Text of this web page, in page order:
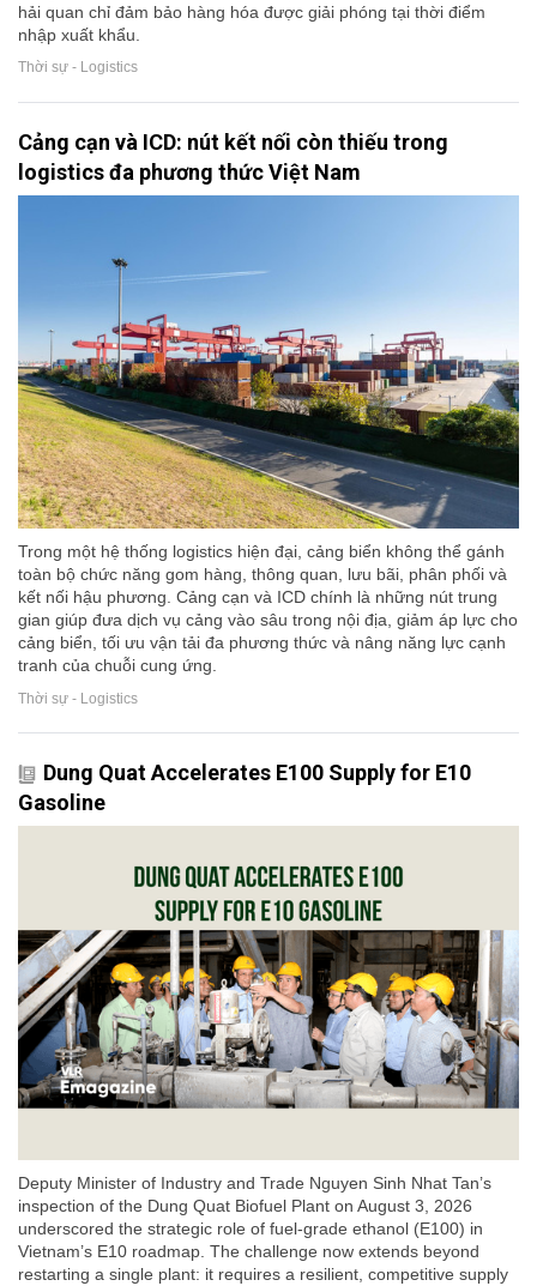
hải quan chỉ đảm bảo hàng hóa được giải phóng tại thời điểm
nhập xuất khẩu.
Thời sự - Logistics
Cảng cạn và ICD: nút kết nối còn thiếu trong
logistics đa phương thức Việt Nam
Trong một hệ thống logistics hiện đại, cảng biển không thể gánh
toàn bộ chức năng gom hàng, thông quan, lưu bãi, phân phối và
kết nối hậu phương. Cảng cạn và ICD chính là những nút trung
gian giúp đưa dịch vụ cảng vào sâu trong nội địa, giảm áp lực cho
cảng biển, tối ưu vận tải đa phương thức và nâng năng lực cạnh
tranh của chuỗi cung ứng.
Thời sự - Logistics
Dung Quat Accelerates E100 Supply for E10
Gasoline
Deputy Minister of Industry and Trade Nguyen Sinh Nhat Tan’s
inspection of the Dung Quat Biofuel Plant on August 3, 2026
underscored the strategic role of fuel-grade ethanol (E100) in
Vietnam’s E10 roadmap. The challenge now extends beyond
restarting a single plant: it requires a resilient, competitive supply